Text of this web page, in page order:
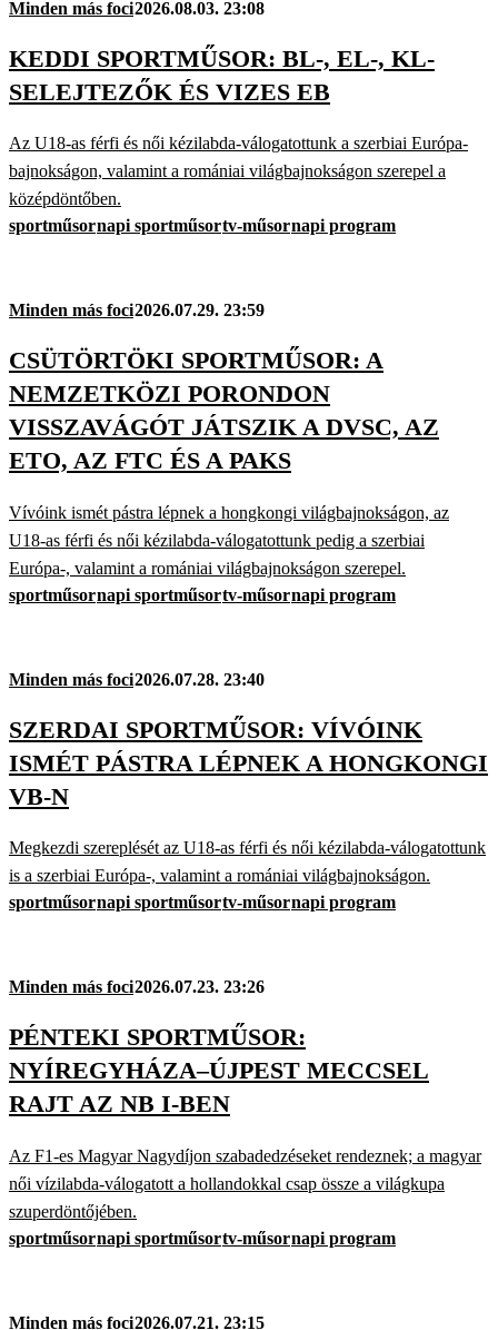
Minden más foci2026.08.03. 23:08
KEDDI SPORTMŰSOR: BL-, EL-, KL-
SELEJTEZŐK ÉS VIZES EB
Az U18-as férfi és női kézilabda-válogatottunk a szerbiai Európa-
bajnokságon, valamint a romániai világbajnokságon szerepel a
középdöntőben.
sportműsornapi sportműsortv-műsornapi program
Minden más foci2026.07.29. 23:59
CSÜTÖRTÖKI SPORTMŰSOR: A
NEMZETKÖZI PORONDON
VISSZAVÁGÓT JÁTSZIK A DVSC, AZ
ETO, AZ FTC ÉS A PAKS
Vívóink ismét pástra lépnek a hongkongi világbajnokságon, az
U18-as férfi és női kézilabda-válogatottunk pedig a szerbiai
Európa-, valamint a romániai világbajnokságon szerepel.
sportműsornapi sportműsortv-műsornapi program
Minden más foci2026.07.28. 23:40
SZERDAI SPORTMŰSOR: VÍVÓINK
ISMÉT PÁSTRA LÉPNEK A HONGKONGI
VB-N
Megkezdi szereplését az U18-as férfi és női kézilabda-válogatottunk
is a szerbiai Európa-, valamint a romániai világbajnokságon.
sportműsornapi sportműsortv-műsornapi program
Minden más foci2026.07.23. 23:26
PÉNTEKI SPORTMŰSOR:
NYÍREGYHÁZA–ÚJPEST MECCSEL
RAJT AZ NB I-BEN
Az F1-es Magyar Nagydíjon szabadedzéseket rendeznek; a magyar
női vízilabda-válogatott a hollandokkal csap össze a világkupa
szuperdöntőjében.
sportműsornapi sportműsortv-műsornapi program
Minden más foci2026.07.21. 23:15